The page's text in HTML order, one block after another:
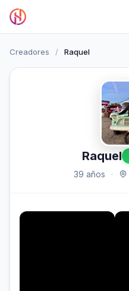
Creadores / Raquel
Raquel
39 años ·